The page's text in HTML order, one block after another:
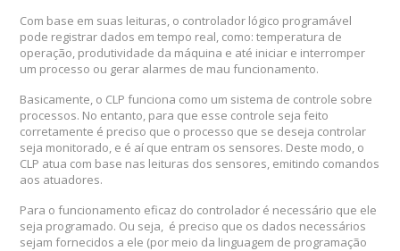
Com base em suas leituras, o controlador lógico programável
pode registrar dados em tempo real, como: temperatura de
operação, produtividade da máquina e até iniciar e interromper
um processo ou gerar alarmes de mau funcionamento.
Basicamente, o CLP funciona como um sistema de controle sobre
processos. No entanto, para que esse controle seja feito
corretamente é preciso que o processo que se deseja controlar
seja monitorado, e é aí que entram os sensores. Deste modo, o
CLP atua com base nas leituras dos sensores, emitindo comandos
aos atuadores.
Para o funcionamento eficaz do controlador é necessário que ele
seja programado. Ou seja, é preciso que os dados necessários
sejam fornecidos a ele (por meio da linguagem de programação